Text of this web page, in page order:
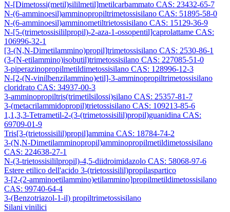
N-[Dimetossi(metil)sililmetil]metilcarbammato CAS: 23432-65-7
N-(6-amminoesil)amminopropiltrimetossisilano CAS: 51895-58-0
N-(6-amminoesil)amminometiltrietossisilano CAS: 15129-36-9
N-[5-(trimetossisililpropil)-2-aza-1-ossopentil]caprolattame CAS:
106996-32-1
[3-(N,N-Dimetilammino)propil]trimetossisilano CAS: 2530-86-1
(3-(N-etilammino)isobutil)trimetossisilano CAS: 227085-51-0
3-piperazinopropilmetildimetossisilano CAS: 128996-12-3
N-[2-(N-vinilbenzilammino)etil]-3-amminopropiltrimetossisilano
cloridrato CAS: 34937-00-3
3-amminopropiltris(trimetilsilossi)silano CAS: 25357-81-7
3-(metacrilammidopropil)trietossisilano CAS: 109213-85-6
1,1,3,3-Tetrametil-2-(3-(trimetossisilil)propil)guanidina CAS:
69709-01-9
Tris[3-(trietossisilil)propil]ammina CAS: 18784-74-2
3-(N,N-Dimetilamminopropil)amminopropilmetildimetossisilano
CAS: 224638-27-1
N-(3-trietossisililpropil)-4,5-diidroimidazolo CAS: 58068-97-6
Estere etilico dell'acido 3-(trietossisilil)propilaspartico
3-[2-(2-amminoetilammino)etilammino]propilmetildimetossisilano
CAS: 99740-64-4
3-(Benzotriazol-1-il) propiltrimetossisilano
Silani vinilici